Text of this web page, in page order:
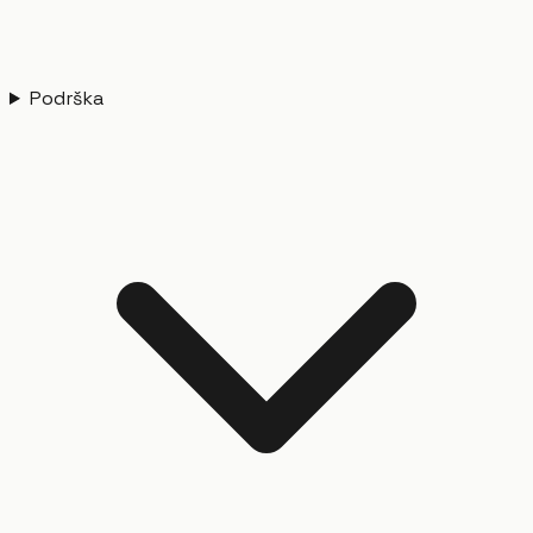
Podrška